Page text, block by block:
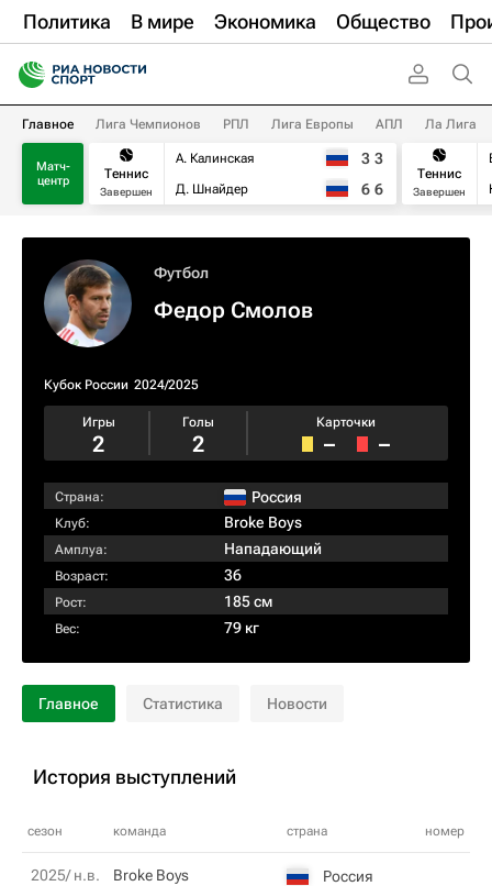
Политика В мире Экономика Общество
Главное Лига Чемпионов РПЛ Лига Европы АПЛ Ла Лига
Матч-
центр
Теннис
Завершен
А. Калинская
Д. Шнайдер
3 3
6 6
Теннис
Завершен
Футбол
Федор Смолов
Кубок России 2024/2025
Игры
2
Голы
2
Карточки
– –
Страна: Россия
Клуб: Broke Boys
Амплуа: Нападающий
Возраст: 36
Рост: 185 см
Вес: 79 кг
Главное Статистика Новости
История выступлений
сезон команда страна номер
2025/ н.в. Broke Boys Россия